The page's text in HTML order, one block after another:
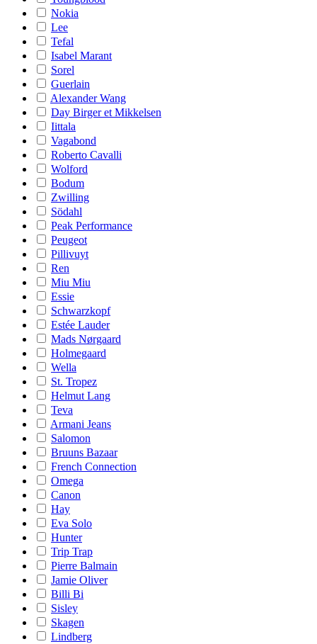
Nokia
Lee
Tefal
Isabel Marant
Sorel
Guerlain
Alexander Wang
Day Birger et Mikkelsen
Iittala
Vagabond
Roberto Cavalli
Wolford
Bodum
Zwilling
Södahl
Peak Performance
Peugeot
Pillivuyt
Ren
Miu Miu
Essie
Schwarzkopf
Estée Lauder
Mads Nørgaard
Holmegaard
Wella
St. Tropez
Helmut Lang
Teva
Armani Jeans
Salomon
Bruuns Bazaar
French Connection
Omega
Canon
Hay
Eva Solo
Hunter
Trip Trap
Pierre Balmain
Jamie Oliver
Billi Bi
Sisley
Skagen
Lindberg